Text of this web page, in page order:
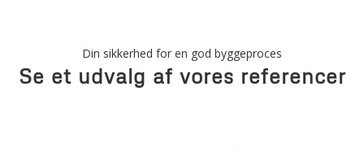
Din sikkerhed for en god byggeproces
Se et udvalg af vores referencer